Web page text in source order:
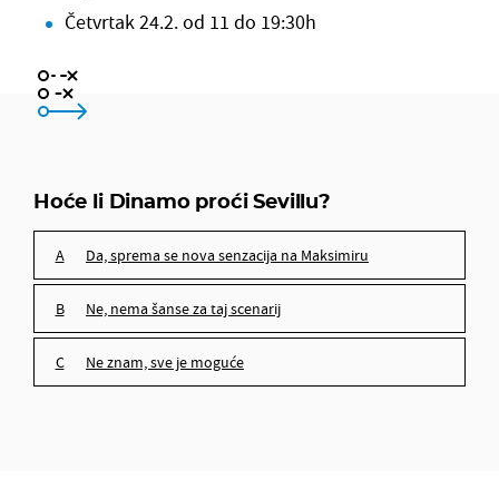
Četvrtak 24.2. od 11 do 19:30h
Hoće li Dinamo proći Sevillu?
da, sprema se nova senzacija na Maksimiru
ne, nema šanse za taj scenarij
ne znam, sve je moguće